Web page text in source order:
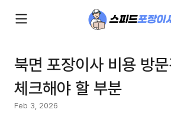
북면 포장이사 비용 방
체크해야 할 부분
Feb 3, 2026